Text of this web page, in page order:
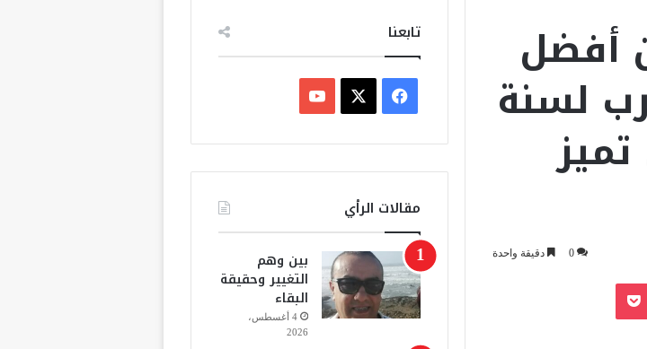
أفضل
لسنة
تميز
0 دقيقة واحدة
تابعنا
س
ب
ك
o
u
b
مقالات الرأي
بين وهم
التغيير وحقيقة
البقاء
4 أغسطس،
2026